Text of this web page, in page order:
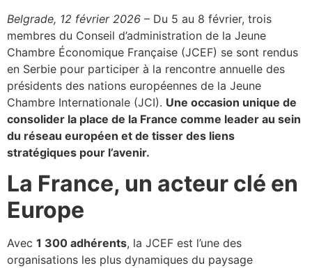
Belgrade, 12 février 2026 – Du 5 au 8 février, trois
membres du Conseil d’administration de la Jeune
Chambre Économique Française (JCEF) se sont rendus
en Serbie pour participer à la rencontre annuelle des
présidents des nations européennes de la Jeune
Chambre Internationale (JCI). Une occasion unique de
consolider la place de la France comme leader au sein
du réseau européen et de tisser des liens
stratégiques pour l’avenir.
La France, un acteur clé en
Europe
Avec 1 300 adhérents, la JCEF est l’une des
organisations les plus dynamiques du paysage